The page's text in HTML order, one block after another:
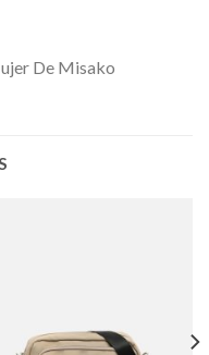
De Misako